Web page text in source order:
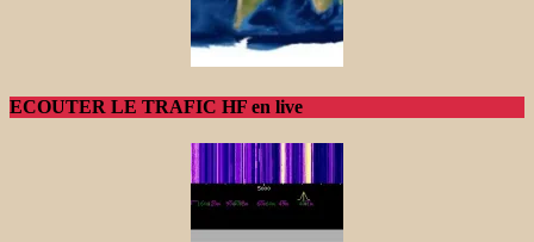
ECOUTER LE TRAFIC HF en live